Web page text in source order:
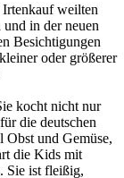
weilten
in der neuen
Besichtigungen
oder größerer
kocht nicht nur
die deutschen
Obst und Gemüse,
die Kids mit
Sie ist fleißig,